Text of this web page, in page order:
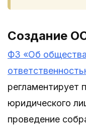
Создание
ФЗ «Об
регламентирует
юридического
проведение